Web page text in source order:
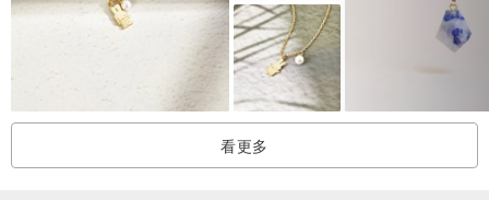
◈老饰品的保养◈
1.请将饰品放置于阴暗干燥处，不要直接接触日晒，以防退色变质。
2.请勿将各种饰品全部放在同一个盒子里，会互相摩擦容易造成损
坏。
3.从事剧烈运动时请把饰品取下，避免掉钻、变形或受损。
看更多